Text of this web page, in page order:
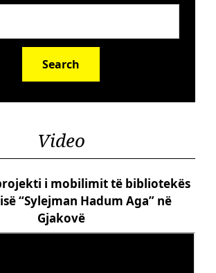
Search
Video
i mobilimit të bibliotekës
“Sylejman Hadum Aga” në
Gjakovë